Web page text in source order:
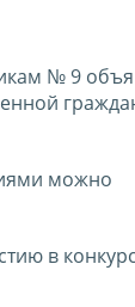
№ 9
можно
в